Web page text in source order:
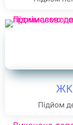
Підйом